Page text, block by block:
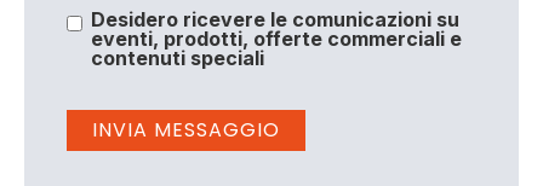
Desidero ricevere le comunicazioni su
eventi, prodotti, offerte commerciali e
contenuti speciali